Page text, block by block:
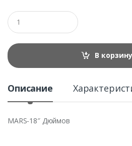
Q
u
a
t
i
В корзину
Описание
MARS-18″ Дюймов